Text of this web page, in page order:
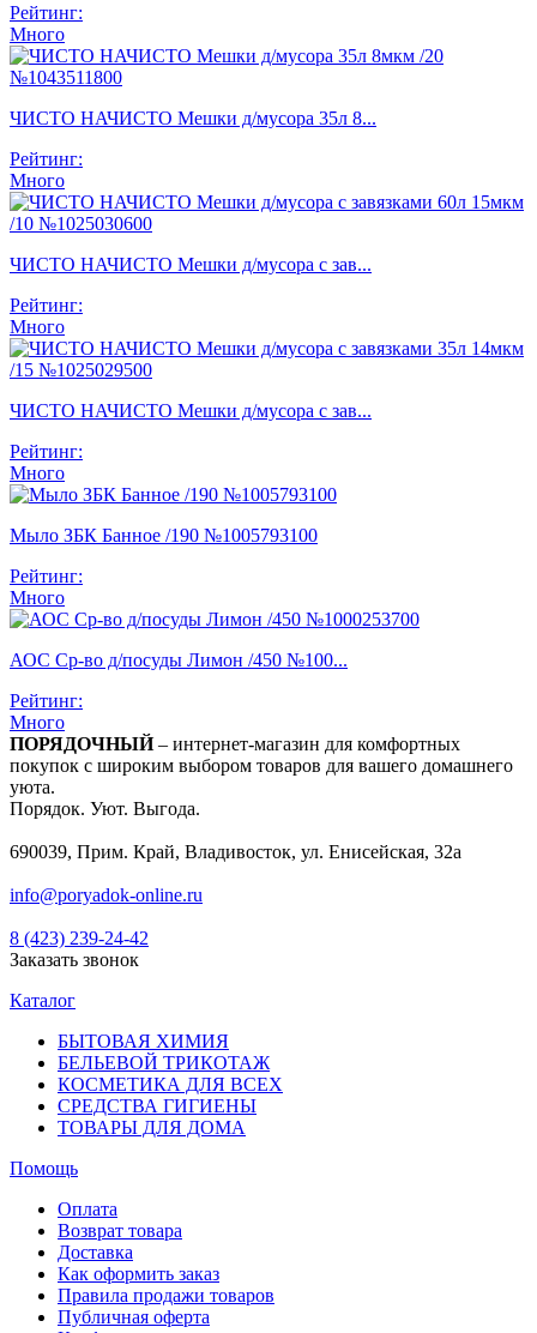
Рейтинг:
Много
ЧИСТО НАЧИСТО Мешки д/мусора 35л 8...
Рейтинг:
Много
ЧИСТО НАЧИСТО Мешки д/мусора с зав...
Рейтинг:
Много
ЧИСТО НАЧИСТО Мешки д/мусора с зав...
Рейтинг:
Много
Мыло ЗБК Банное /190 №1005793100
Рейтинг:
Много
АОС Ср-во д/посуды Лимон /450 №100...
Рейтинг:
Много
ПОРЯДОЧНЫЙ– интернет-магазин для комфортных
покупок с широким выбором товаров для вашего домашнего
уюта.
Порядок. Уют. Выгода.
690039, Прим. Край, Владивосток, ул. Енисейская, 32а
info@poryadok-online.ru
8 (423) 239-24-42
Заказать звонок
Каталог
БЫТОВАЯ ХИМИЯ
БЕЛЬЕВОЙ ТРИКОТАЖ
КОСМЕТИКА ДЛЯ ВСЕХ
СРЕДСТВА ГИГИЕНЫ
ТОВАРЫ ДЛЯ ДОМА
Помощь
Оплата
Возврат товара
Доставка
Как оформить заказ
Правила продажи товаров
Публичная оферта